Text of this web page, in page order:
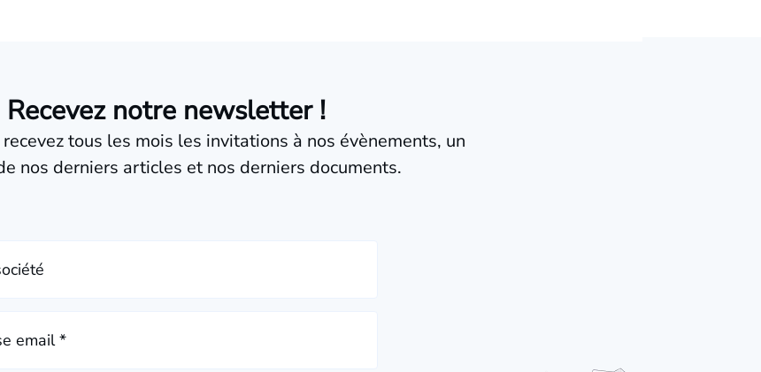
Recevez notre newsletter !
tous les mois les invitations à nos évènements, un
nos derniers articles et nos derniers documents.
email *